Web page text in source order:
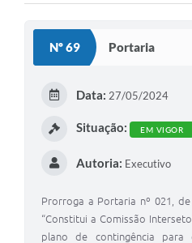
Nº 69 Portaria
Data: 27/05/2024
Situação: EM VIGOR
Autoria: Executivo
Prorroga a Portaria nº 021,
“Constitui a Comissão
plano de contingência